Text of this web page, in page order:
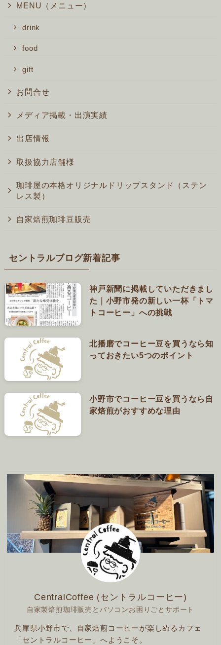
MENU（メニュー）
drink
food
gift
お問合せ
メディア掲載・出演実績
出店情報
取扱協力店舗様
珈琲屋の本格オリジナルドリップスタンド（ステン
レス製）
自家焙煎珈琲豆販売
セントラルブログ新着記事
神戸新聞に掲載していただきまし
た｜小野市発の新しい一杯「トマ
トコーヒー」への挑戦
北播磨でコーヒー豆を買うなら知
っておきたい5つのポイント
小野市でコーヒー豆を買うなら自
家焙煎がおすすめな理由
CentralCoffee (セントラルコーヒー)
自家製焙煎珈琲販売とパソコンお困りごとサポート
兵庫県小野市で、自家焙煎コーヒーが楽しめるカフェ
「セントラルコーヒー」へようこそ。